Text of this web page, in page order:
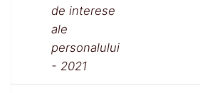
de interese
ale
personalului
- 2021